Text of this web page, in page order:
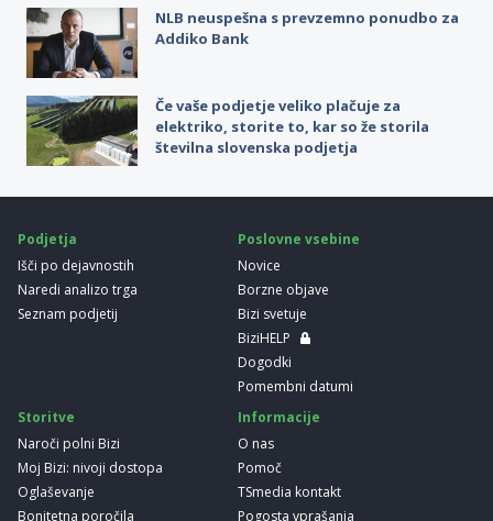
NLB neuspešna s prevzemno ponudbo za
Addiko Bank
Če vaše podjetje veliko plačuje za
elektriko, storite to, kar so že storila
številna slovenska podjetja
Podjetja
Išči po dejavnostih
Naredi analizo trga
Seznam podjetij
Poslovne vsebine
Novice
Borzne objave
Bizi svetuje
BiziHELP
Dogodki
Pomembni datumi
Storitve
Naroči polni Bizi
Moj Bizi: nivoji dostopa
Oglaševanje
Bonitetna poročila
Informacije
O nas
Pomoč
TSmedia kontakt
Pogosta vprašanja